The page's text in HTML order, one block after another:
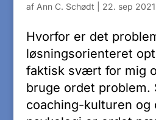
af Ann C. Schødt 22. sep 2021
Hvorfor er det
løsningsorienteret
faktisk svært for mig
bruge ordet problem.
coaching-kulturen og